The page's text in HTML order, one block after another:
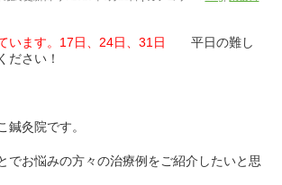
います。17日、24日、31日
平日の難し
ださい！
鍼灸院です。
でお悩みの方々の治療例をご紹介したいと思